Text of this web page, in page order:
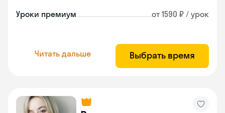
Уроки премиум от 1590 ₽ / урок
Читать дальше Выбрать время